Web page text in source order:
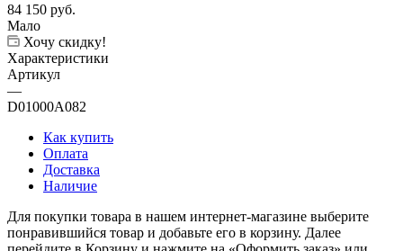
84 150 руб.
Мало
Хочу скидку!
Характеристики
Артикул
—
D01000A082
Как купить
Оплата
Доставка
Наличие
Для покупки товара в нашем интернет-магазине выберите
понравившийся товар и добавьте его в корзину. Далее